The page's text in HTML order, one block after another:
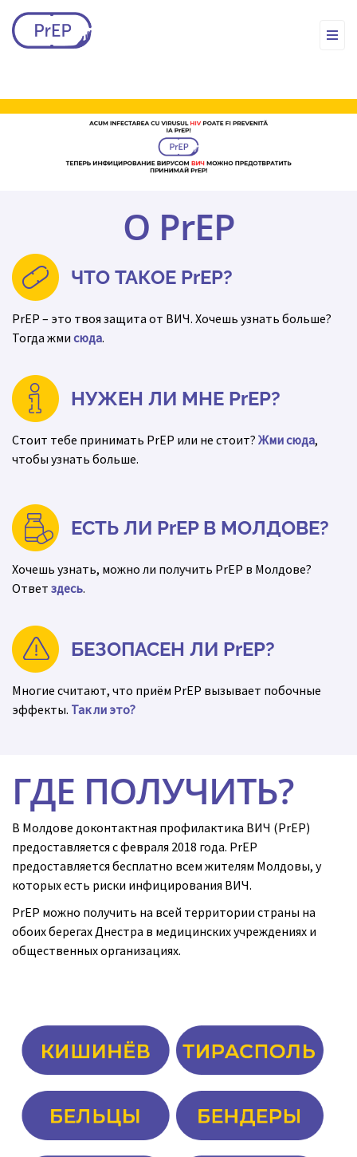
О PrEP
ЧТО ТАКОЕ PrEP?
PrEP – это твоя защита от ВИЧ. Хочешь узнать больше?
Тогда жми сюда.
НУЖЕН ЛИ МНЕ PrEP?
Стоит тебе принимать PrEP или не стоит? Жми сюда,
чтобы узнать больше.
ЕСТЬ ЛИ PrEP В МОЛДОВЕ?
Хочешь узнать, можно ли получить PrEP в Молдове?
Ответ здесь.
БЕЗОПАСЕН ЛИ PrEP?
Многие считают, что приём PrEP вызывает побочные
эффекты. Так ли это?
ГДЕ ПОЛУЧИТЬ?
В Молдове доконтактная профилактика ВИЧ (PrEP)
предоставляется с февраля 2018 года. PrEP
предоставляется бесплатно всем жителям Молдовы, у
которых есть риски инфицирования ВИЧ.
PrEP можно получить на всей территории страны на
обоих берегах Днестра в медицинских учреждениях и
общественных организациях.